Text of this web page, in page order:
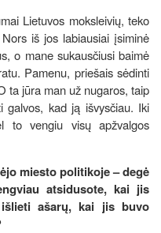
Lietuvos moksleivių, teko
iš jos labiausiai įsiminė
o mane sukausčiusi baimė
Pamenu, priešais sėdinti
ta jūra man už nugaros, taip
galvos, kad ją išvysčiau. Iki
to vengiu visų apžvalgos
miesto politikoje – degė
atsidusote, kai jis
ašarų, kai jis buvo